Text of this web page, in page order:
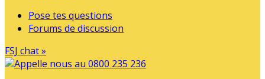
Pose tes questions
Forums de discussion
FSJ chat »